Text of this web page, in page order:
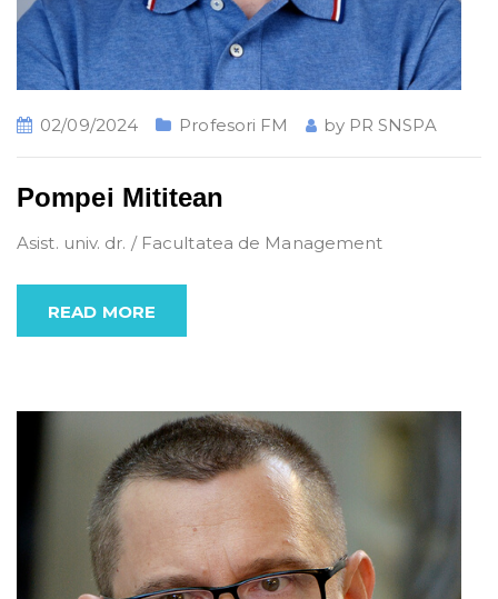
02/09/2024 Profesori FM by PR SNSPA
Pompei Mititean
Asist. univ. dr. / Facultatea de Management
READ MORE